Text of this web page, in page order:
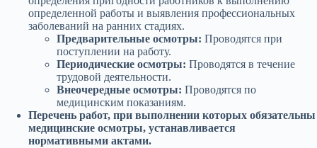
определенной работы и выявления профессиональных
заболеваний на ранних стадиях.
Предварительные осмотры: Проводятся при
поступлении на работу.
Периодические осмотры: Проводятся в течение
трудовой деятельности.
Внеочередные осмотры: Проводятся по
медицинским показаниям.
Перечень работ, при выполнении которых обязательны
медицинские осмотры, устанавливается
нормативными актами.